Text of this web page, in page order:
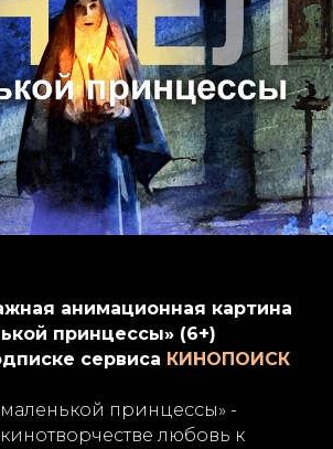
анимационная картина
принцессы» (6+)
сервиса КИНОПОИСК
принцессы» -
любовь к